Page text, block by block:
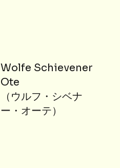
Wolfe Schievener
Ote
（ウルフ・シベナ
ー・オーテ）